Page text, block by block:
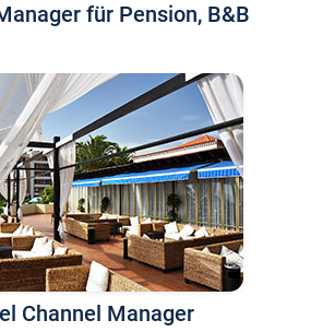
für Pension, B&B
Channel Manager